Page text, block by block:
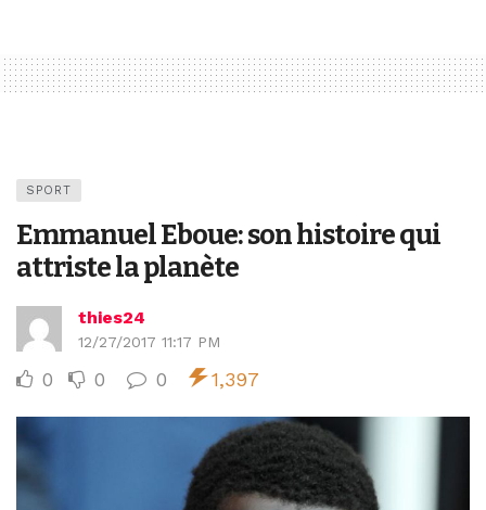
SPORT
Emmanuel Eboue: son histoire qui
attriste la planète
thies24
12/27/2017 11:17 PM
0 0 0 1,397